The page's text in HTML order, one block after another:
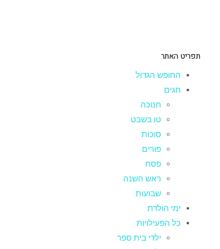
תפריט האתר
החופש הגדול
חגים
חנוכה
טו בשבט
סוכות
פורים
פסח
ראש השנה
שבועות
ימי הולדת
כל הפעילויות
ילדי בית ספר